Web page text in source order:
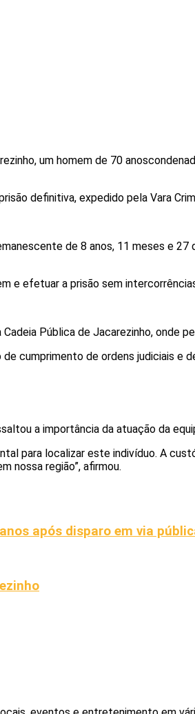
, um homem de 70 anos
definitiva, expedido pela Vara
de 8 anos, 11 meses e 27
e efetuar a prisão sem
Cadeia Pública de Jacarezinho, onde
de cumprimento de ordens judiciais e
a importância da atuação da
para localizar este indivíduo. A
nossa região”, afirmou.
após disparo em via